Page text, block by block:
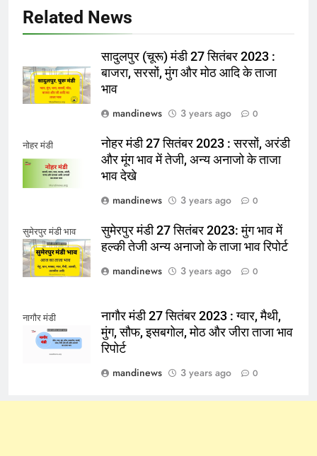
Related News
सादुलपुर (चूरू) मंडी 27 सितंबर 2023 :
बाजरा, सरसों, मुंग और मोठ आदि के ताजा
भाव
mandinews
3 years ago 0
नोहर मंडी
नोहर मंडी 27 सितंबर 2023 : सरसों, अरंडी
और मूंग भाव में तेजी, अन्य अनाजो के ताजा
भाव देखे
mandinews
3 years ago 0
सुमेरपुर मंडी भाव
सुमेरपुर मंडी 27 सितंबर 2023: मुंग भाव में
हल्की तेजी अन्य अनाजो के ताजा भाव रिपोर्ट
mandinews
3 years ago 0
नागौर मंडी
नागौर मंडी 27 सितंबर 2023 : ग्वार, मैथी,
मुंग, सौफ, इसबगोल, मोठ और जीरा ताजा भाव
रिपोर्ट
mandinews
3 years ago 0